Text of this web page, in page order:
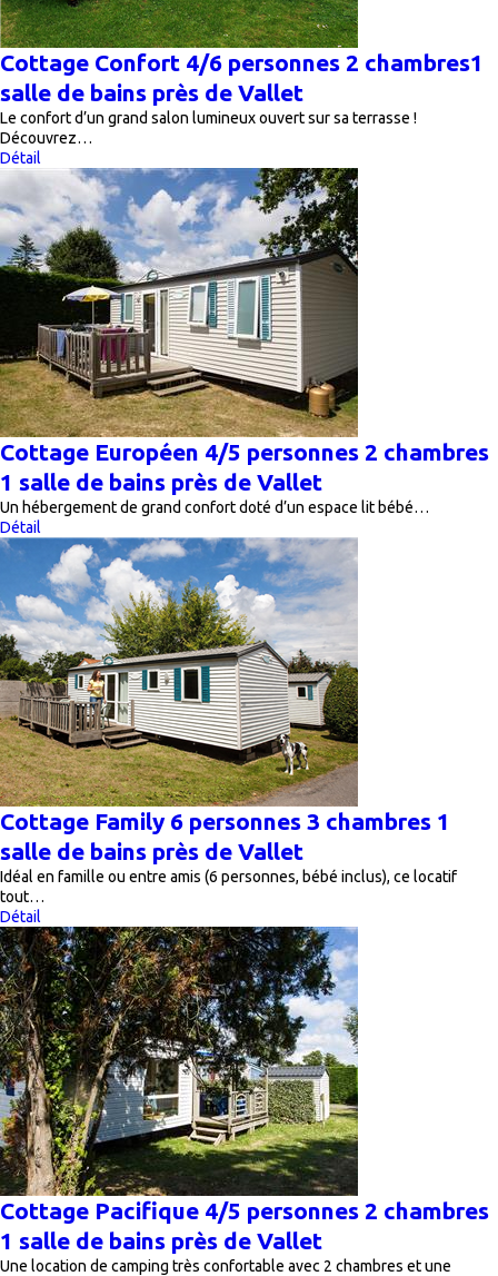
Cottage Confort 4/6 personnes 2 chambres1
salle de bains près de Vallet
Le confort d’un grand salon lumineux ouvert sur sa terrasse !
Découvrez…
Détail
Cottage Européen 4/5 personnes 2 chambres
1 salle de bains près de Vallet
Un hébergement de grand confort doté d’un espace lit bébé…
Détail
Cottage Family 6 personnes 3 chambres 1
salle de bains près de Vallet
Idéal en famille ou entre amis (6 personnes, bébé inclus), ce locatif
tout…
Détail
Cottage Pacifique 4/5 personnes 2 chambres
1 salle de bains près de Vallet
Une location de camping très confortable avec 2 chambres et une